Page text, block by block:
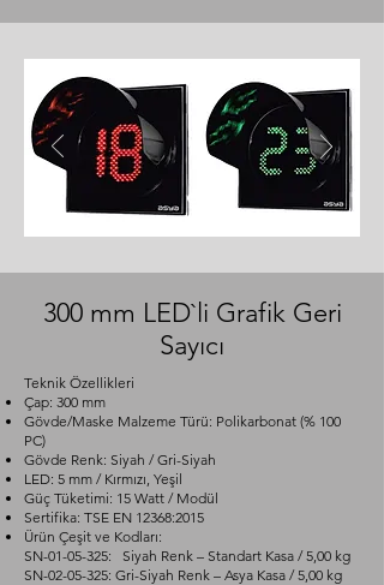
300 mm LED`li Grafik Geri
Sayıcı
Teknik Özellikleri
Çap: 300 mm
Gövde/Maske Malzeme Türü: Polikarbonat (% 100
PC)
Gövde Renk: Siyah / Gri-Siyah
LED: 5 mm / Kırmızı, Yeşil
Güç Tüketimi: 15 Watt / Modül
Sertifika: TSE EN 12368:2015
Ürün Çeşit ve Kodları:
SN-01-05-325: Siyah Renk – Standart Kasa / 5,00 kg
SN-02-05-325: Gri-Siyah Renk – Asya Kasa / 5,00 kg